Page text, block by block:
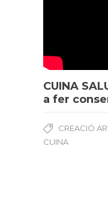
CUINA
a fer
CREACIÓ
CUINA